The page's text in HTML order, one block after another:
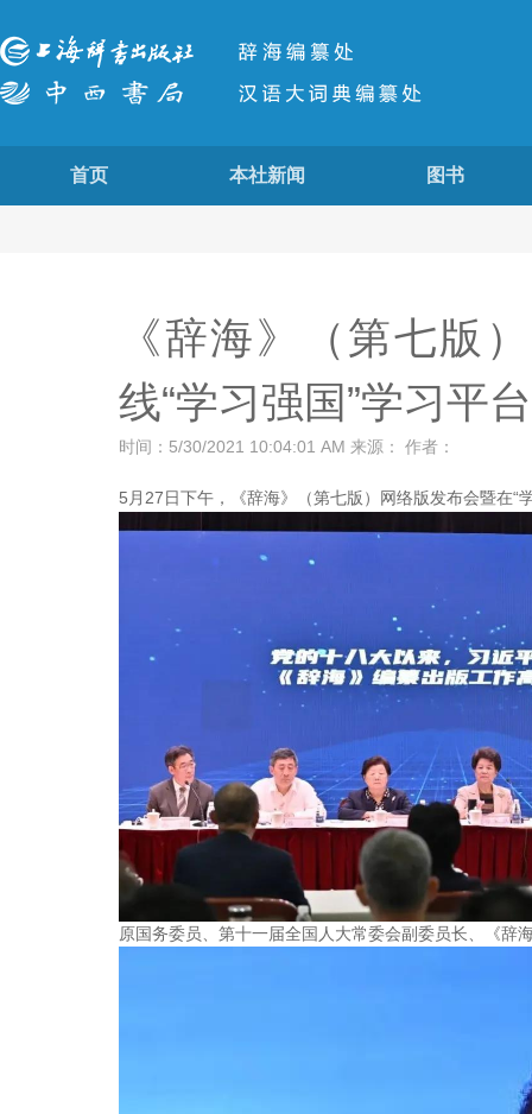
首页 本社新闻 图书
《辞海》（第七版
线“学习强国”学习平台
时间：5/30/2021 10:04:01 AM 来源： 作者：
5月27日下午，《辞海》（第七版）网络版发布会暨在“
原国务委员、第十一届全国人大常委会副委员长、《辞